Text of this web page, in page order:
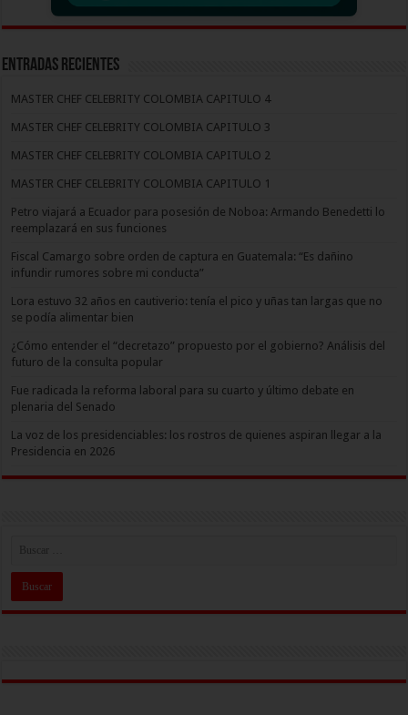
Entradas recientes
MASTER CHEF CELEBRITY COLOMBIA CAPITULO 4
MASTER CHEF CELEBRITY COLOMBIA CAPITULO 3
MASTER CHEF CELEBRITY COLOMBIA CAPITULO 2
MASTER CHEF CELEBRITY COLOMBIA CAPITULO 1
Petro viajará a Ecuador para posesión de Noboa: Armando Benedetti lo
reemplazará en sus funciones
Fiscal Camargo sobre orden de captura en Guatemala: “Es dañino
infundir rumores sobre mi conducta”
Lora estuvo 32 años en cautiverio: tenía el pico y uñas tan largas que no
se podía alimentar bien
¿Cómo entender el “decretazo” propuesto por el gobierno? Análisis del
futuro de la consulta popular
Fue radicada la reforma laboral para su cuarto y último debate en
plenaria del Senado
La voz de los presidenciables: los rostros de quienes aspiran llegar a la
Presidencia en 2026